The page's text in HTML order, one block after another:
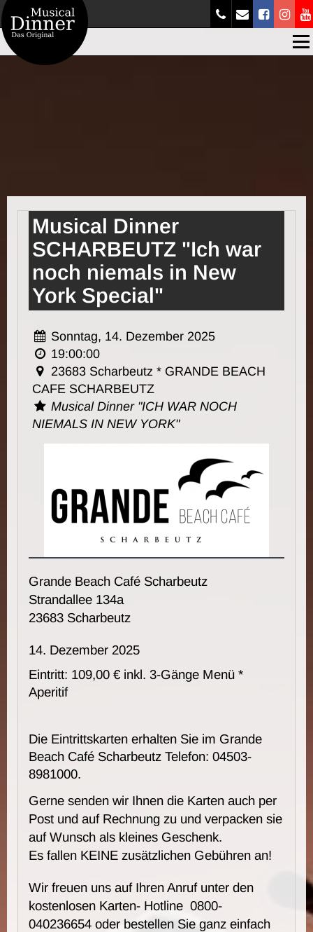
Musical Dinner
SCHARBEUTZ "Ich war
noch niemals in New
York Special"
Sonntag, 14. Dezember 2025
19:00:00
23683 Scharbeutz * GRANDE BEACH
CAFE SCHARBEUTZ
Musical Dinner "ICH WAR NOCH
NIEMALS IN NEW YORK"
Grande Beach Café Scharbeutz
Strandallee 134a
23683 Scharbeutz
14. Dezember 2025
Eintritt: 109,00 € inkl. 3-Gänge Menü *
Aperitif
Die Eintrittskarten erhalten Sie im Grande
Beach Café Scharbeutz Telefon: 04503-
8981000.
Gerne senden wir Ihnen die Karten auch per
Post und auf Rechnung zu und verpacken sie
auf Wunsch als kleines Geschenk.
Es fallen KEINE zusätzlichen Gebühren an!
Wir freuen uns auf Ihren Anruf unter den
kostenlosen Karten- Hotline 0800-
040236654 oder bestellen Sie ganz einfach